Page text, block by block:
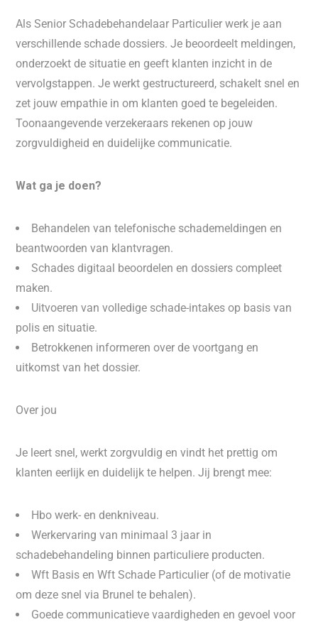
Als Senior Schadebehandelaar Particulier werk je aan
verschillende schade dossiers. Je beoordeelt meldingen,
onderzoekt de situatie en geeft klanten inzicht in de
vervolgstappen. Je werkt gestructureerd, schakelt snel en
zet jouw empathie in om klanten goed te begeleiden.
Toonaangevende verzekeraars rekenen op jouw
zorgvuldigheid en duidelijke communicatie.
Wat ga je doen?
Behandelen van telefonische schademeldingen en
beantwoorden van klantvragen.
Schades digitaal beoordelen en dossiers compleet
maken.
Uitvoeren van volledige schade-intakes op basis van
polis en situatie.
Betrokkenen informeren over de voortgang en
uitkomst van het dossier.
Over jou
Je leert snel, werkt zorgvuldig en vindt het prettig om
klanten eerlijk en duidelijk te helpen. Jij brengt mee:
Hbo werk- en denkniveau.
Werkervaring van minimaal 3 jaar in
schadebehandeling binnen particuliere producten.
Wft Basis en Wft Schade Particulier (of de motivatie
om deze snel via Brunel te behalen).
Goede communicatieve vaardigheden en gevoel voor